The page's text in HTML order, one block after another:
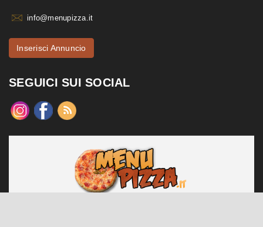
info@menupizza.it
Inserisci Annuncio
SEGUICI SUI SOCIAL